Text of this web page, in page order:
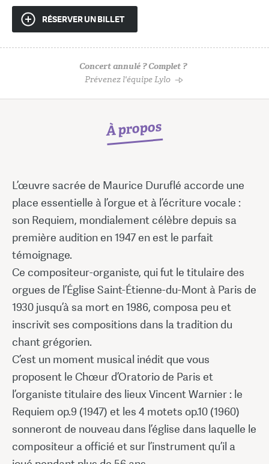
RÉSERVER UN BILLET
Concert annulé ? Complet ?
Prévenez l'équipe Lylo
À propos
L’œuvre sacrée de Maurice Duruflé accorde une
place essentielle à l’orgue et à l’écriture vocale :
son Requiem, mondialement célèbre depuis sa
première audition en 1947 en est le parfait
témoignage.
Ce compositeur-organiste, qui fut le titulaire des
orgues de l’Église Saint-Étienne-du-Mont à Paris de
1930 jusqu’à sa mort en 1986, composa peu et
inscrivit ses compositions dans la tradition du
chant grégorien.
C’est un moment musical inédit que vous
proposent le Chœur d’Oratorio de Paris et
l’organiste titulaire des lieux Vincent Warnier : le
Requiem op.9 (1947) et les 4 motets op.10 (1960)
sonneront de nouveau dans l’église dans laquelle le
compositeur a officié et sur l’instrument qu’il a